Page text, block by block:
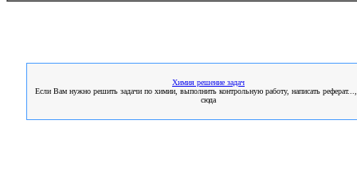
Химия решение задач
Если Вам нужно решить задачи по химии, выполнить контрольную работу, написать
сюда